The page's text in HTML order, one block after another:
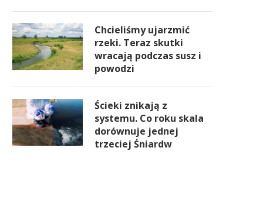
Chcieliśmy ujarzmić
rzeki. Teraz skutki
wracają podczas susz i
powodzi
Ścieki znikają z
systemu. Co roku skala
dorównuje jednej
trzeciej Śniardw